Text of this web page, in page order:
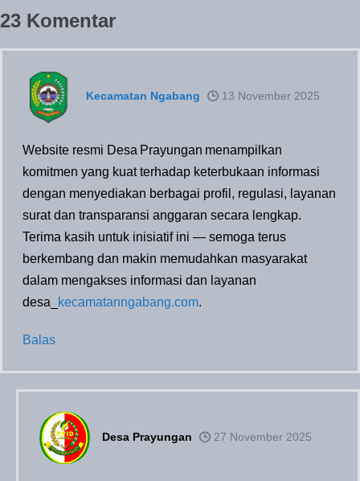
23 Komentar
Kecamatan Ngabang 13 November 2025
Website resmi Desa Prayungan menampilkan
komitmen yang kuat terhadap keterbukaan informasi
dengan menyediakan berbagai profil, regulasi, layanan
surat dan transparansi anggaran secara lengkap.
Terima kasih untuk inisiatif ini — semoga terus
berkembang dan makin memudahkan masyarakat
dalam mengakses informasi dan layanan
desa_
kecamatanngabang.com.
Balas
Desa Prayungan 27 November 2025